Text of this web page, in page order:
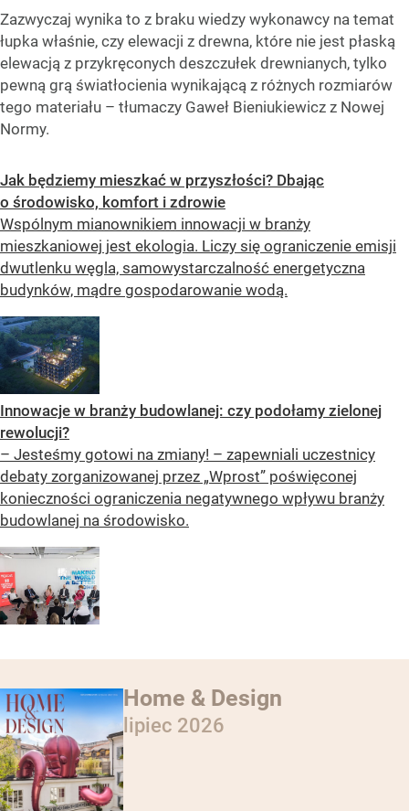
Zazwyczaj wynika to z braku wiedzy wykonawcy na temat
łupka właśnie, czy elewacji z drewna, które nie jest płaską
elewacją z przykręconych deszczułek drewnianych, tylko
pewną grą światłocienia wynikającą z różnych rozmiarów
tego materiału – tłumaczy Gaweł Bieniukiewicz z Nowej
Normy.
Jak będziemy mieszkać w przyszłości? Dbając
o środowisko, komfort i zdrowie
Wspólnym mianownikiem innowacji w branży
mieszkaniowej jest ekologia. Liczy się ograniczenie emisji
dwutlenku węgla, samowystarczalność energetyczna
budynków, mądre gospodarowanie wodą.
Innowacje w branży budowlanej: czy podołamy zielonej
rewolucji?
– Jesteśmy gotowi na zmiany! – zapewniali uczestnicy
debaty zorganizowanej przez „Wprost” poświęconej
konieczności ograniczenia negatywnego wpływu branży
budowlanej na środowisko.
Home & Design
lipiec 2026